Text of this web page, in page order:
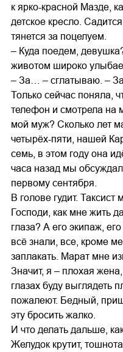
к ярко-красной Мазде,
детское кресло.
тянется за поцелуем.
– Куда поедем,
животом широко
– За… – сглатываю. –
Только сейчас поняла,
телефон и смотрела на
мой муж? Сколько лет
четырёх-пяти, нашей
семь, в этом году она
часа назад мы
первому сентября.
В голове гудит.
Господи, как мне жить
глаза? А его экипаж,
всё знали, все, кроме
заплакать. Марат мне
Значит, я – плохая
глазах буду выглядеть
пожалеют. Бедный,
эту бросить жалко.
И что делать дальше,
Желудок крутит,